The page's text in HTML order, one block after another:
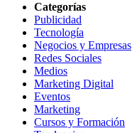
Categorías
Publicidad
Tecnología
Negocios y Empresas
Redes Sociales
Medios
Marketing Digital
Eventos
Marketing
Cursos y Formación